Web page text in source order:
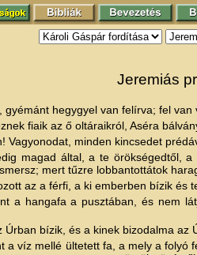
Jeremiás
gyémánt hegygyel van felírva; fel
fiaik az ő oltáraikról, Aséra
Vagyonodat, minden kincsedet
magad által, a te örökségedtől,
mert tűzre lobbantottátok
az a férfi, a ki emberben bízik és
a hangafa a pusztában, és nem
Úrban bízik, és a kinek bizodalma az
a víz mellé ültetett fa, a mely a